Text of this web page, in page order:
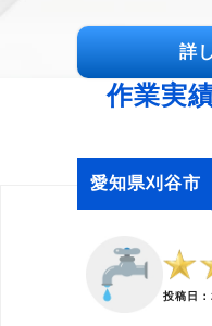
説明してくださり、その誠実な姿
に「この方なら信頼できる」と
った迅速さにも驚きです。トイ
使えないのは本当に死活問題なの
で、午前中のうちに元通りになっ
ときは心底ホッとしました。手
感謝しかありません。ありがとう
詳
作業実
愛知県刈
投稿日